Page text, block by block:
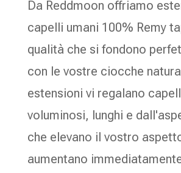
Da Reddmoon offriamo
capelli umani 100% Remy
qualità che si fondono
con le vostre ciocche
estensioni vi regalano
voluminosi, lunghi e
che elevano il vostro
aumentano